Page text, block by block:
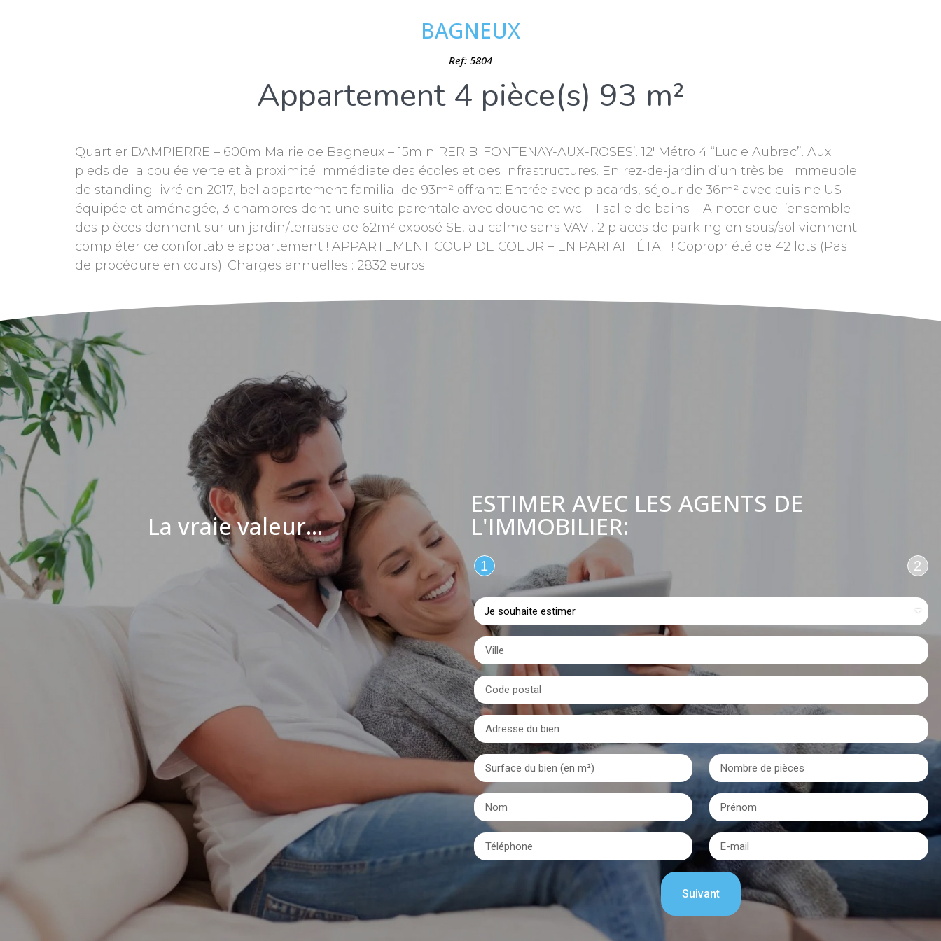
BAGNEUX
Ref: 5804
Appartement 4 pièce(s) 93 m²
Quartier DAMPIERRE – 600m Mairie de Bagneux – 15min RER B ‘FONTENAY-AUX-ROSES’. 12′ Métro 4 “Lucie Aubrac”. Aux
pieds de la coulée verte et à proximité immédiate des écoles et des infrastructures. En rez-de-jardin d’un très bel immeuble
de standing livré en 2017, bel appartement familial de 93m² offrant: Entrée avec placards, séjour de 36m² avec cuisine US
équipée et aménagée, 3 chambres dont une suite parentale avec douche et wc – 1 salle de bains – A noter que l’ensemble
des pièces donnent sur un jardin/terrasse de 62m² exposé SE, au calme sans VAV . 2 places de parking en sous/sol viennent
compléter ce confortable appartement ! APPARTEMENT COUP DE COEUR – EN PARFAIT ÉTAT ! Copropriété de 42 lots (Pas
de procédure en cours). Charges annuelles : 2832 euros.
La vraie valeur...
ESTIMER AVEC LES AGENTS DE
L'IMMOBILIER:
1 2